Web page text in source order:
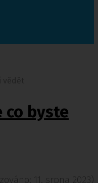
co byste
11. srpna 2023)